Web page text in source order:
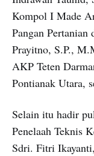
Kompol I Made
Pangan
Prayitno, S.P.,
AKP Teten
Pontianak Utara,
Selain itu hadir
Penelaah Teknis
Sdri. Fitri